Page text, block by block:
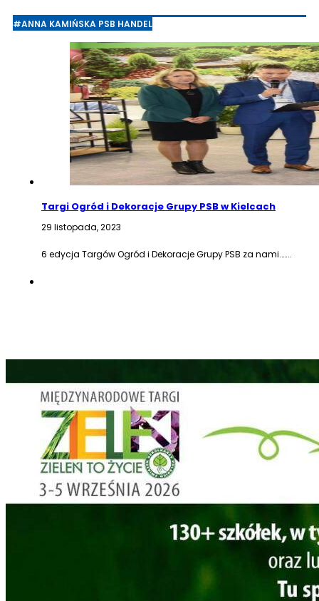
#ANNA KAMIŃSKA PSB HANDEL
Targi Ogród i Dekoracje Grupy PSB w Kielcach
29 listopada, 2023
6 edycja Targów Ogród i Dekoracje Grupy PSB za nami.…...